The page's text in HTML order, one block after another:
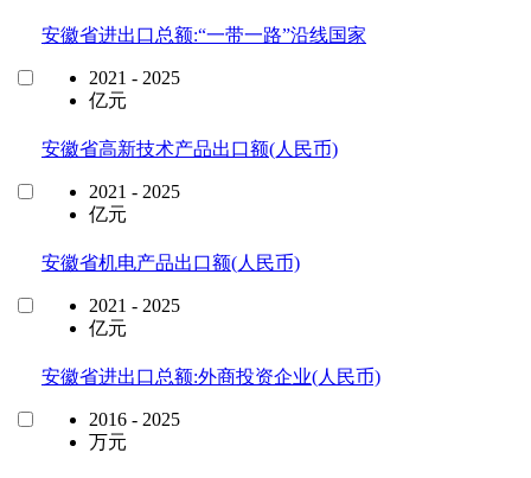
安徽省进出口总额:“一带一路”沿线国家
2021 - 2025
亿元
安徽省高新技术产品出口额(人民币)
2021 - 2025
亿元
安徽省机电产品出口额(人民币)
2021 - 2025
亿元
安徽省进出口总额:外商投资企业(人民币)
2016 - 2025
万元